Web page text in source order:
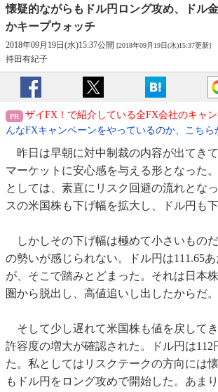
懐疑的ながらもドル円ロング攻め、
ドル
かキープウォッチ
2018年09月19日(水)15:37公開 [2018年09月19日(水)15:37更新]
持田有紀子
ザイFX！で紹介している全FX会社のキャン
んなFXキャンペーンをやっているのか、こちら
昨日は早朝に対中制裁の内容が出てき
マーケットに安心感を与える形となった
としては、素直にリスク回避の流れとな
スの米国株も下げ幅を拡大し、ドル円も下
しかしその下げ幅は極めて小さいもの
の勢いが感じられない。ドル円は111.65
が、そこで踏みとどまった。それは日本
圏から脱出し、高値追いし出したからだ。
そして少し遅れて米国株も値を戻して
許容度の増大が確認された。ドル円は112
た。私としてはリスクテークの方向には
もドル円をロング攻めで開始した。あま